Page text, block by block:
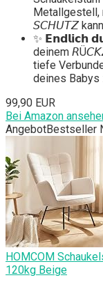
𝘚𝘊𝘏𝘜𝘛𝘡
✨ 𝗘𝗻𝗱𝗹𝗶𝗰𝗵
deinem
tiefe
deines Babys
99,90 EUR
Bei Amazon
AngebotBestseller
HOMCOM
120kg Beige